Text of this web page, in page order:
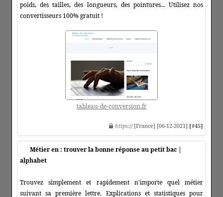
poids, des tailles, des longueurs, des pointures... Utilisez nos
convertisseurs 100% gratuit !
tableau-de-conversion.fr
https:// [France] [06-12-2021] [#45]
Métier en : trouver la bonne réponse au petit bac |
alphabet
Trouvez simplement et rapidement n'importe quel métier
suivant sa première lettre. Explications et statistiques pour